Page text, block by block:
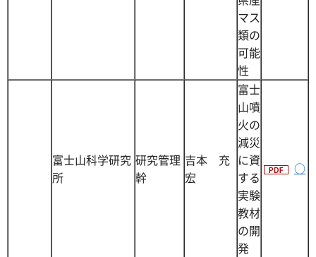
マス
類の
可能
性
富士山科学研究
所
研究管理
幹
吉本 充
宏
富士
山噴
火の
減災
に資
する
実験
教材
の開
発
○